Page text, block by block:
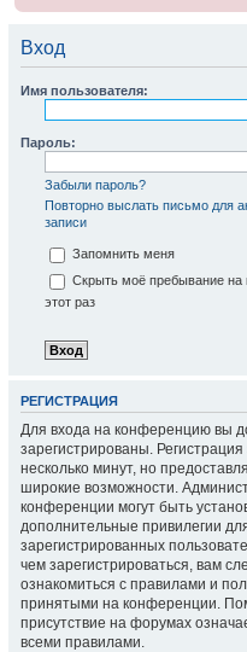
Вход
Имя пользователя:
Пароль:
Забыли пароль?
Повторно выслать письмо для
записи
Запомнить меня
Скрыть моё пребывание на
этот раз
РЕГИСТРАЦИЯ
Для входа на конференцию вы
зарегистрированы.
несколько минут, но
широкие возможности.
конференции могут быть
дополнительные привилегии
зарегистрированных
чем зарегистрироваться, вам
ознакомиться с правилами и
принятыми на конференции.
присутствие на форумах
всеми правилами.